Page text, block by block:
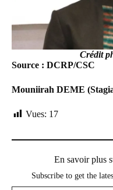
Crédit
Source : DCRP/CSC
Mouniirah DEME
Vues: 17
En savoir plus
Subscribe to get the
Saisissez votre adresse e-mail…